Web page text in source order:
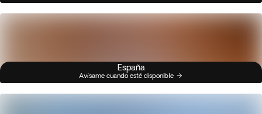
España
Avísame cuando esté disponible